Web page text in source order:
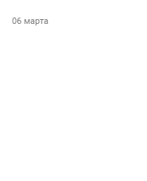
06 марта